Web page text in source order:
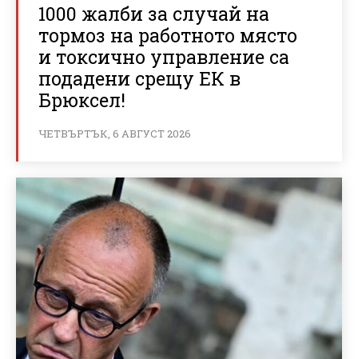
1000 жалби за случай на
тормоз на работното място
и токсично управление са
подадени срещу ЕК в
Брюксел!
ЧЕТВЪРТЪК, 6 АВГУСТ 2026